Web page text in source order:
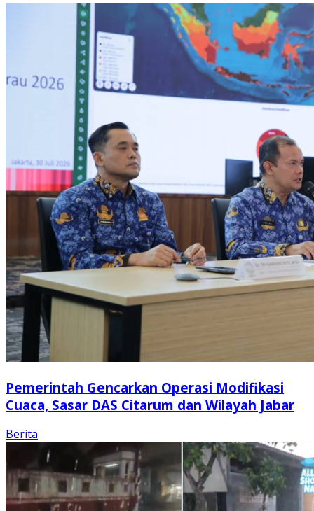
Pemerintah Gencarkan Operasi Modifikasi
Cuaca, Sasar DAS Citarum dan Wilayah Jabar
Berita